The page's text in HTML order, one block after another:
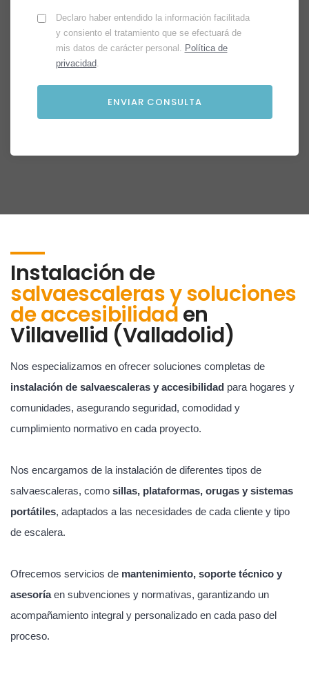
Declaro haber entendido la información facilitada
y consiento el tratamiento que se efectuará de
mis datos de carácter personal. Política de
privacidad.
Instalación de
salvaescaleras y soluciones
de accesibilidaden
Villavellid (Valladolid)
Nos especializamos en ofrecer soluciones completas de
instalación de salvaescaleras y accesibilidad para hogares y
comunidades, asegurando seguridad, comodidad y
cumplimiento normativo en cada proyecto.
Nos encargamos de la instalación de diferentes tipos de
salvaescaleras, como sillas, plataformas, orugas y sistemas
portátiles, adaptados a las necesidades de cada cliente y tipo
de escalera.
Ofrecemos servicios de mantenimiento, soporte técnico y
asesoríaen subvenciones y normativas, garantizando un
acompañamiento integral y personalizado en cada paso del
proceso.